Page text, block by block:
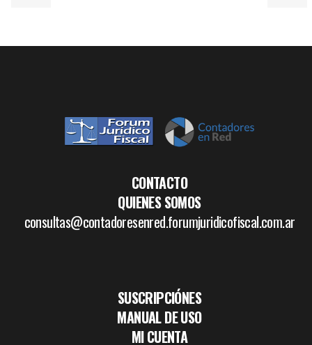
CONTACTO
QUIENES SOMOS
consultas@contadoresenred.forumjuridicofiscal.com.ar
SUSCRIPCIÓNES
MANUAL DE USO
MI CUENTA